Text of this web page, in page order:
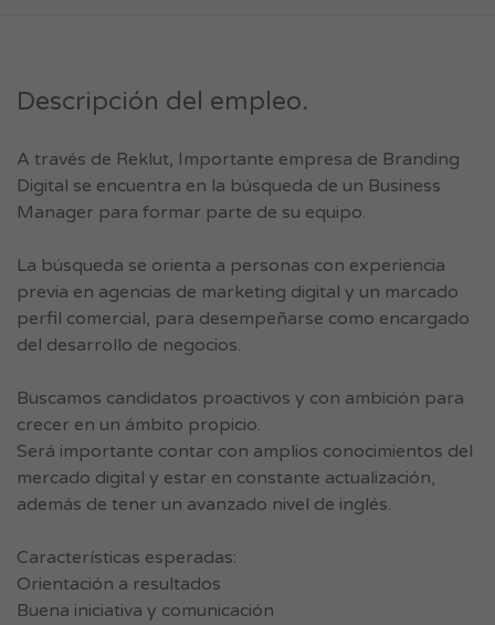
Descripción del empleo.
A través de Reklut, Importante empresa de Branding
Digital se encuentra en la búsqueda de un Business
Manager para formar parte de su equipo.
La búsqueda se orienta a personas con experiencia
previa en agencias de marketing digital y un marcado
perfil comercial, para desempeñarse como encargado
del desarrollo de negocios.
Buscamos candidatos proactivos y con ambición para
crecer en un ámbito propicio.
Será importante contar con amplios conocimientos del
mercado digital y estar en constante actualización,
además de tener un avanzado nivel de inglés.
Características esperadas:
Orientación a resultados
Buena iniciativa y comunicación